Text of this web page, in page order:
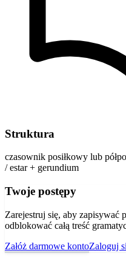
Struktura
czasownik posiłkowy lub
/ estar + gerundium
Twoje postępy
Zarejestruj się, aby zapisywać
odblokować całą treść
Załóż darmowe kontoZaloguj